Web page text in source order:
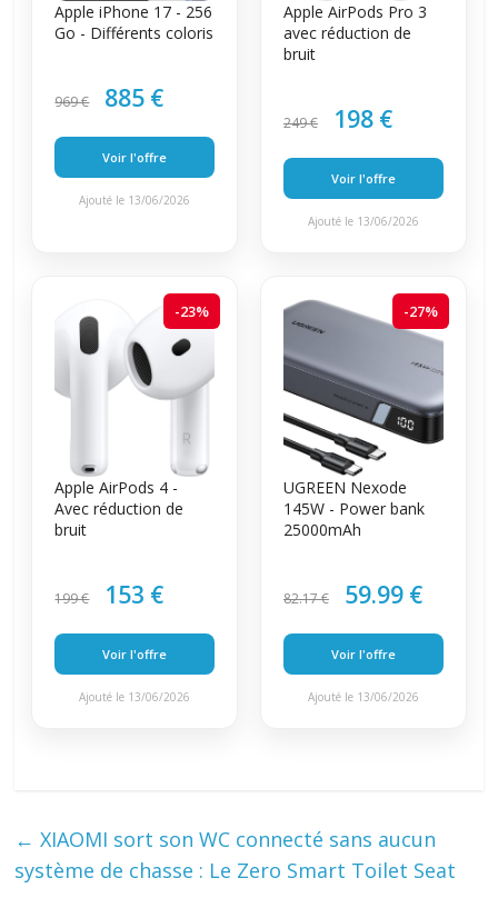
Apple iPhone 17 - 256
Go - Différents coloris
969 € 885 €
Voir l'offre
Ajouté le 13/06/2026
Apple AirPods Pro 3
avec réduction de
bruit
249 € 198 €
Voir l'offre
Ajouté le 13/06/2026
-23%
Apple AirPods 4 -
Avec réduction de
bruit
199 € 153 €
Voir l'offre
Ajouté le 13/06/2026
-27%
UGREEN Nexode
145W - Power bank
25000mAh
82.17 € 59.99 €
Voir l'offre
Ajouté le 13/06/2026
← XIAOMI sort son WC connecté sans aucun
système de chasse : Le Zero Smart Toilet Seat